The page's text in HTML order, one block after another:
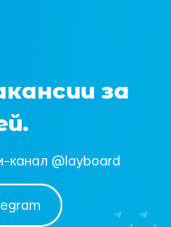
за
канал @layboard